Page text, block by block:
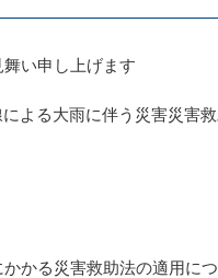
い申し上げます
よる大雨に伴う災害災害
かる災害救助法の適用に